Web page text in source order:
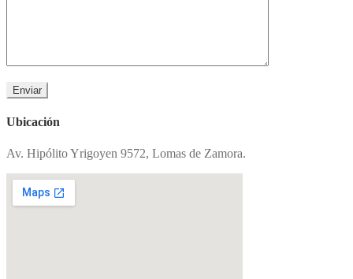
Ubicación
Av. Hipólito Yrigoyen 9572, Lomas de Zamora.